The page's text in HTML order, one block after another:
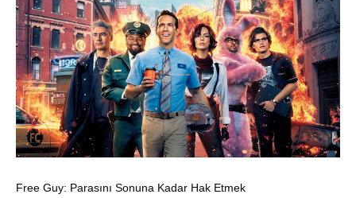
Free Guy: Parasını Sonuna Kadar Hak Etmek